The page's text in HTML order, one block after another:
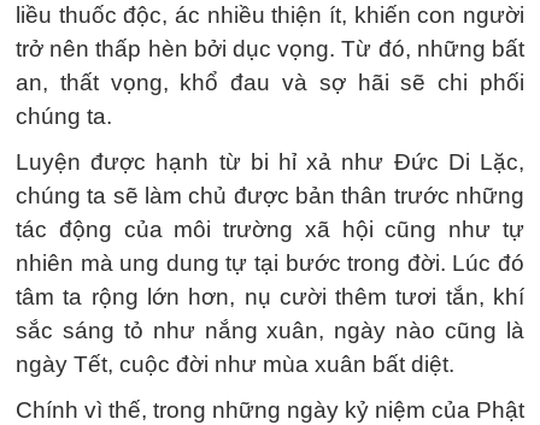
liều thuốc độc, ác nhiều thiện ít, khiến con người
trở nên thấp hèn bởi dục vọng. Từ đó, những bất
an, thất vọng, khổ đau và sợ hãi sẽ chi phối
chúng ta.
Luyện được hạnh từ bi hỉ xả như Đức Di Lặc,
chúng ta sẽ làm chủ được bản thân trước những
tác động của môi trường xã hội cũng như tự
nhiên mà ung dung tự tại bước trong đời. Lúc đó
tâm ta rộng lớn hơn, nụ cười thêm tươi tắn, khí
sắc sáng tỏ như nắng xuân, ngày nào cũng là
ngày Tết, cuộc đời như mùa xuân bất diệt.
Chính vì thế, trong những ngày kỷ niệm của Phật